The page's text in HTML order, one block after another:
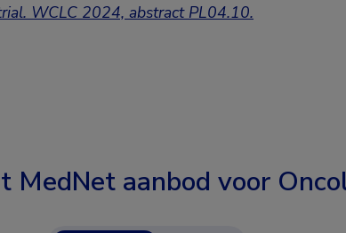
WCLC 2024, abstract PL04.10.
MedNet aanbod voor